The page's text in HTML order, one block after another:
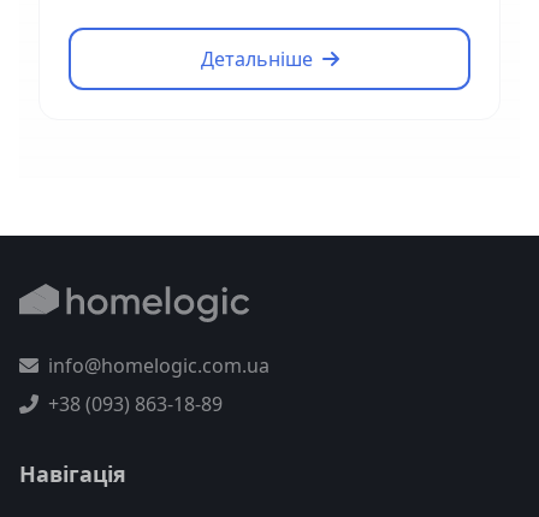
Детальніше
info@homelogic.com.ua
+38 (093) 863-18-89
Навігація